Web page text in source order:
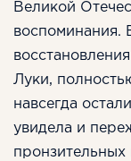
Великой
воспоминания.
Луки,
навсегда
увидела и
пронзительных